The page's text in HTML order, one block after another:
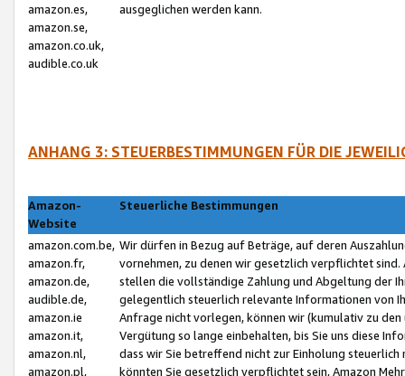
amazon.es,
amazon.se,
amazon.co.uk,
audible.co.uk
ausgeglichen werden kann.
ANHANG 3: STEUERBESTIMMUNGEN FÜR DIE
Amazon-
Website
Steuerliche Bestimmungen
amazon.com.be,
amazon.fr,
amazon.de,
audible.de,
amazon.ie
amazon.it,
amazon.nl,
amazon.pl,
Wir dürfen in Bezug auf Beträge, auf deren
vornehmen, zu denen wir gesetzlich verpflichtet
stellen die vollständige Zahlung und Abgeltung der
gelegentlich steuerlich relevante Informationen von
Anfrage nicht vorlegen, können wir (kumulativ zu
Vergütung so lange einbehalten, bis Sie uns diese
dass wir Sie betreffend nicht zur Einholung
könnten Sie gesetzlich verpflichtet sein, Amazon